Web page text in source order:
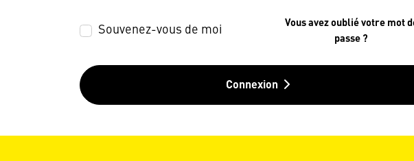
Souvenez-vous de moi
Vous avez oublié votre mot
passe ?
Connexion